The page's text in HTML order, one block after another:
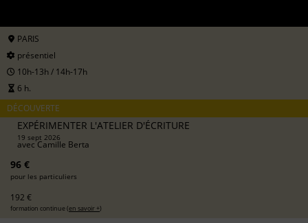
PARIS
présentiel
10h-13h / 14h-17h
6 h.
DÉCOUVERTE
EXPÉRIMENTER L'ATELIER D'ÉCRITURE
19 sept 2026
avecCamille Berta
96 €
pour les particuliers
192 €
formation continue (en savoir +)